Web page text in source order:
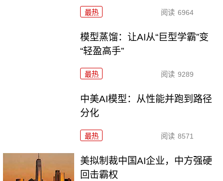
最热 阅读 6964
模型蒸馏：让AI从“巨型学霸”变
“轻盈高手”
最热 阅读 9289
中美AI模型：从性能并跑到路径
分化
最热 阅读 8571
美拟制裁中国AI企业，中方强硬
回击霸权